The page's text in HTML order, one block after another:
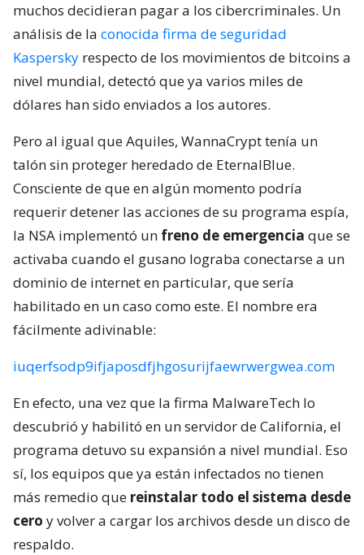
muchos decidieran pagar a los cibercriminales. Un
análisis de la conocida firma de seguridad
Kaspersky respecto de los movimientos de bitcoins a
nivel mundial, detectó que ya varios miles de
dólares han sido enviados a los autores.
Pero al igual que Aquiles, WannaCrypt tenía un
talón sin proteger heredado de EternalBlue.
Consciente de que en algún momento podría
requerir detener las acciones de su programa espía,
la NSA implementó un freno de emergencia que se
activaba cuando el gusano lograba conectarse a un
dominio de internet en particular, que sería
habilitado en un caso como este. El nombre era
fácilmente adivinable:
iuqerfsodp9ifjaposdfjhgosurijfaewrwergwea.com
En efecto, una vez que la firma MalwareTech lo
descubrió y habilitó en un servidor de California, el
programa detuvo su expansión a nivel mundial. Eso
sí, los equipos que ya están infectados no tienen
más remedio que reinstalar todo el sistema desde
cero y volver a cargar los archivos desde un disco de
respaldo.